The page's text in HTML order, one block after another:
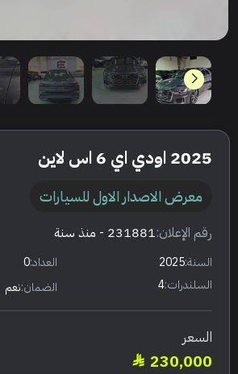
2025 اودي اي 6 اس لاين
معرض الاصدار الاول للسيارات
رقم الإعلان:231881 - منذ سنة
السنة:2025 العداد:0
السلندرات:4 الضمان:نعم
السعر
230,000